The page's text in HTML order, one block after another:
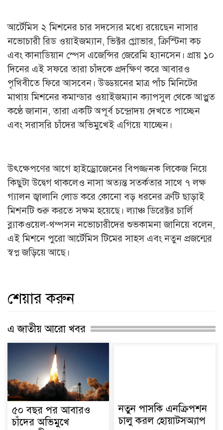
আর্টেমিস ২ মিশনের চার সদস্যের মধ্যে রয়েছেন নাসার
নভোচারী রিড ওয়াইজম্যান, ভিক্টর গ্লোভার, ক্রিস্টিনা কচ
এবং কানাডিয়ান স্পেস এজেন্সির জেরেমি হ্যানসেন। প্রায় ১০
দিনের এই সফরে তারা চাঁদকে প্রদক্ষিণ করে আবারও
পৃথিবীতে ফিরে আসবেন। উড্ডয়নের মাত্র পাঁচ মিনিটের
মাথায় মিশনের কমান্ডার ওয়াইজম্যান ক্যাপসুল থেকে আপ্লুত
কণ্ঠে জানান, তারা একটি অপূর্ব চন্দ্রোদয় দেখতে পাচ্ছেন
এবং সরাসরি চাঁদের অভিমুখেই এগিয়ে যাচ্ছেন।
উৎক্ষেপণের আগে হাইড্রোজেনের বিপজ্জনক লিকেজ নিয়ে
কিছুটা উদ্বেগ থাকলেও নাসা অত্যন্ত সতর্কতার সাথে ৭ লক্ষ
গ্যালন জ্বালানি লোড করে কোনো বড় ধরনের ত্রুটি ছাড়াই
মিশনটি শুরু করতে সক্ষম হয়েছে। ল্যাঞ্চ ডিরেক্টর চার্লি
ব্ল্যাকওয়েল-থম্পসন নভোচারীদের শুভকামনা জানিয়ে বলেন,
এই মিশনে পুরো আর্টেমিস টিমের সাহস এবং নতুন প্রজন্মের
স্বপ্ন জড়িয়ে আছে।
শেয়ার করুন
এ জাতীয় আরো খবর
৫০ বছর পর আবারও
চাঁদের অভিমুখে
নতুন পাসকি এনক্রিপশন
চালু করল হোয়াটসঅ্যাপ